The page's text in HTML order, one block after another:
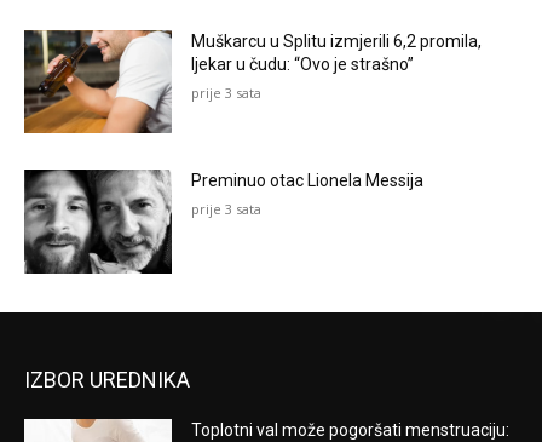
Muškarcu u Splitu izmjerili 6,2 promila,
ljekar u čudu: “Ovo je strašno”
prije 3 sata
Preminuo otac Lionela Messija
prije 3 sata
IZBOR UREDNIKA
Toplotni val može pogoršati menstruaciju: